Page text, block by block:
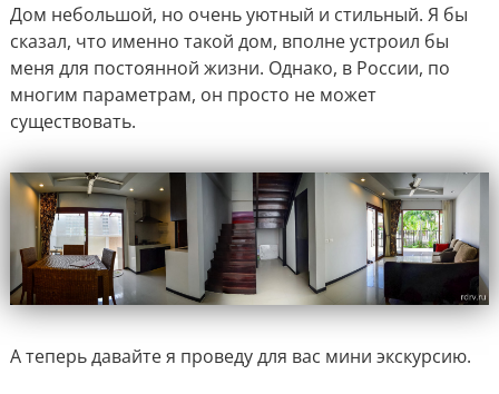
Дом небольшой, но очень уютный и стильный. Я бы
сказал, что именно такой дом, вполне устроил бы
меня для постоянной жизни. Однако, в России, по
многим параметрам, он просто не может
существовать.
А теперь давайте я проведу для вас мини экскурсию.